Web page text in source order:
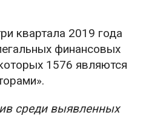
квартала 2019 года
финансовых
1576 являются
среди выявленных